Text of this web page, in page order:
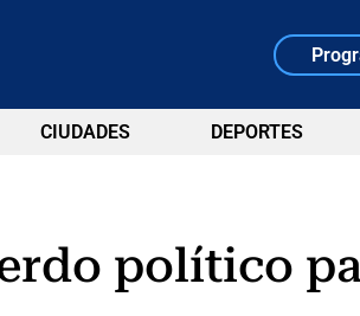
CIUDADES DEPORTES
político